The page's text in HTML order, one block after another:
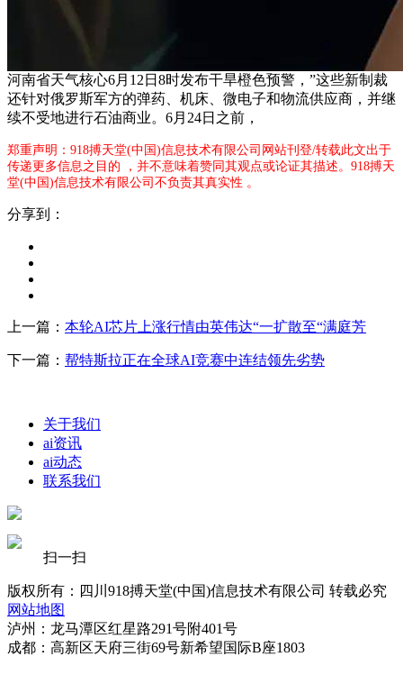
河南省天气核心6月12日8时发布干旱橙色预警，”这些新制裁
还针对俄罗斯军方的弹药、机床、微电子和物流供应商，并继
续不受地进行石油商业。6月24日之前，
郑重声明：918搏天堂(中国)信息技术有限公司网站刊登/转载此文出于
传递更多信息之目的 ，并不意味着赞同其观点或论证其描述。918搏天
堂(中国)信息技术有限公司不负责其真实性 。
分享到：
上一篇： 本轮AI芯片上涨行情由英伟达“一扩散至“满庭芳
下一篇： 帮特斯拉正在全球AI竞赛中连结领先劣势
关于我们
ai资讯
ai动态
联系我们
扫一扫
版权所有：四川918搏天堂(中国)信息技术有限公司 转载必究
网站地图
泸州：龙马潭区红星路291号附401号
成都：高新区天府三街69号新希望国际B座1803